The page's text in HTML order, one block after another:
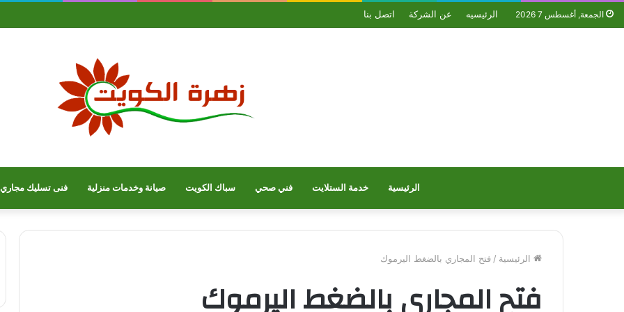
الجمعة, أغسطس 7 2026 الرئيسيه عن الشركة اتصل بنا
الرئيسية خدمة الستلايت فني صحي سباك الكويت صيانة وخدمات منزلية فنى تسليك مجاري
الرئيسية / فتح المجاري بالضغط اليرموك
فتح المجاري بالضغط اليرموك